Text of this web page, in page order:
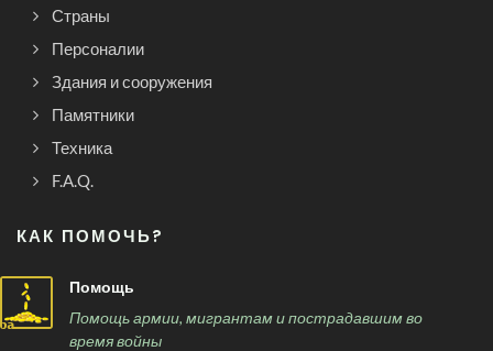
Страны
Персоналии
Здания и сооружения
Памятники
Техника
F.A.Q.
КАК ПОМОЧЬ?
Помощь
Помощь армии, мигрантам и пострадавшим во
время войны